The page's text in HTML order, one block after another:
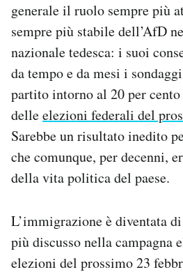
generale il ruolo sempre più
sempre più stabile dell’AfD
nazionale tedesca: i suoi
da tempo e da mesi i
partito intorno al 20 per
delleelezioni federali del
Sarebbe un risultato inedito
che comunque, per decenni,
della vita politica del paese.
L’immigrazione è diventata
più discusso nella campagna
elezioni del prossimo 23